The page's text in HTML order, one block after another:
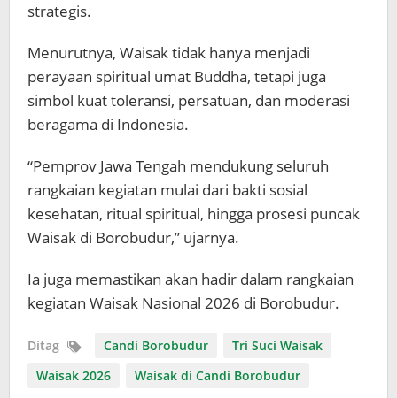
strategis.
Menurutnya, Waisak tidak hanya menjadi
perayaan spiritual umat Buddha, tetapi juga
simbol kuat toleransi, persatuan, dan moderasi
beragama di Indonesia.
“Pemprov Jawa Tengah mendukung seluruh
rangkaian kegiatan mulai dari bakti sosial
kesehatan, ritual spiritual, hingga prosesi puncak
Waisak di Borobudur,” ujarnya.
Ia juga memastikan akan hadir dalam rangkaian
kegiatan Waisak Nasional 2026 di Borobudur.
Ditag Candi Borobudur
Tri Suci Waisak
Waisak 2026
Waisak di Candi Borobudur